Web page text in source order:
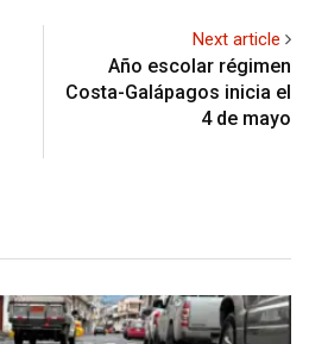
Next article
Año escolar régimen
Costa-Galápagos inicia el
4 de mayo